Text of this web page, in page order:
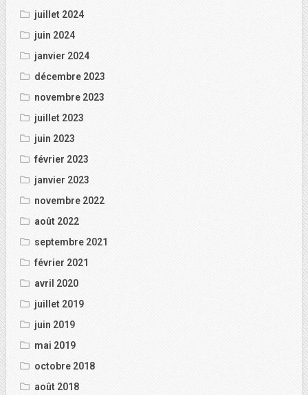
juillet 2024
juin 2024
janvier 2024
décembre 2023
novembre 2023
juillet 2023
juin 2023
février 2023
janvier 2023
novembre 2022
août 2022
septembre 2021
février 2021
avril 2020
juillet 2019
juin 2019
mai 2019
octobre 2018
août 2018